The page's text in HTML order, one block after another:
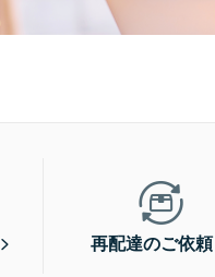
再配達のご依頼